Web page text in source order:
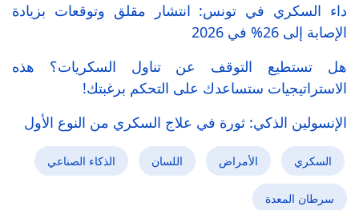
داء السكري في تونس: انتشار مقلق وتوقعات بزيادة
الإصابة إلى 26% في 2026
هل تستطيع التوقف عن تناول السكريات؟ هذه
الاستراتيجيات ستساعدك على التحكم برغبتك!
الإنسولين الذكي: ثورة في علاج السكري من النوع الأول
السكري الأمراض اللسان الذكاء الصناعي
سرطان المعدة